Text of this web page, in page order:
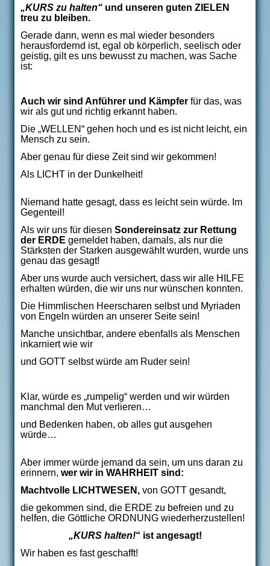
„KURS zu halten“ und unseren guten ZIELEN
treu zu bleiben.
Gerade dann, wenn es mal wieder besonders
herausfordernd ist, egal ob körperlich, seelisch oder
geistig, gilt es uns bewusst zu machen, was Sache
ist:
Auch wir sind Anführer und Kämpfer für das, was
wir als gut und richtig erkannt haben.
Die „WELLEN“ gehen hoch und es ist nicht leicht, ein
Mensch zu sein.
Aber genau für diese Zeit sind wir gekommen!
Als LICHT in der Dunkelheit!
Niemand hatte gesagt, dass es leicht sein würde. Im
Gegenteil!
Als wir uns für diesen Sondereinsatz zur Rettung
der ERDE gemeldet haben, damals, als nur die
Stärksten der Starken ausgewählt wurden, wurde uns
genau das gesagt!
Aber uns wurde auch versichert, dass wir alle HILFE
erhalten würden, die wir uns nur wünschen konnten.
Die Himmlischen Heerscharen selbst und Myriaden
von Engeln würden an unserer Seite sein!
Manche unsichtbar, andere ebenfalls als Menschen
inkarniert wie wir
und GOTT selbst würde am Ruder sein!
Klar, würde es „rumpelig“ werden und wir würden
manchmal den Mut verlieren…
und Bedenken haben, ob alles gut ausgehen
würde…
Aber immer würde jemand da sein, um uns daran zu
erinnern, wer wir in WAHRHEIT sind:
Machtvolle LICHTWESEN, von GOTT gesandt,
die gekommen sind, die ERDE zu befreien und zu
helfen, die Göttliche ORDNUNG wiederherzustellen!
„KURS halten!“ ist angesagt!
Wir haben es fast geschafft!